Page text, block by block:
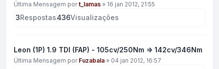
Última Mensagem port_lamas » 16 jan 2012, 21:55
3Respostas436Visualizações
Leon (1P) 1.9 TDI (FAP) - 105cv/250Nm => 142cv/346Nm
Última Mensagem por Fuzabala » 04 jan 2012, 16:57